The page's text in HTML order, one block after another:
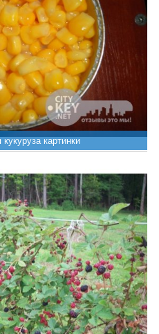
картинки